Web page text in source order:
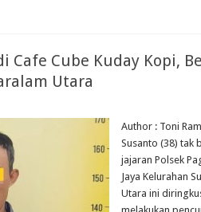
Cafe Cube Kuday Kopi,
Utara
Author : Toni
Susanto (38) tak
jajaran Polsek
Jaya Kelurahan
Utara ini